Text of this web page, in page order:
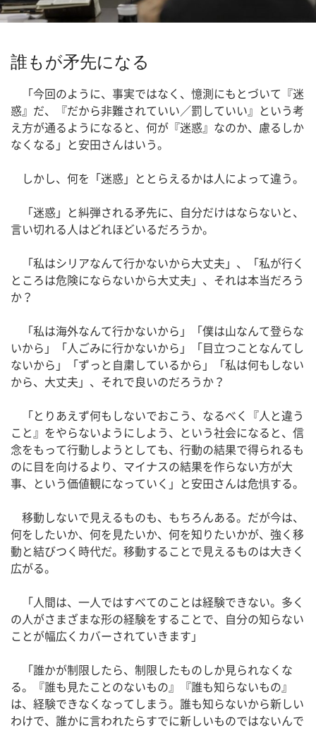
誰もが矛先になる
「今回のように、事実ではなく、憶測にもとづいて『迷
惑』だ、『だから非難されていい／罰していい』という考
え方が通るようになると、何が『迷惑』なのか、慮るしか
なくなる」と安田さんはいう。
しかし、何を「迷惑」ととらえるかは人によって違う。
「迷惑」と糾弾される矛先に、自分だけはならないと、
言い切れる人はどれほどいるだろうか。
「私はシリアなんて行かないから大丈夫」、「私が行く
ところは危険にならないから大丈夫」、それは本当だろう
か？
「私は海外なんて行かないから」「僕は山なんて登らな
いから」「人ごみに行かないから」「目立つことなんてし
ないから」「ずっと自粛しているから」「私は何もしない
から、大丈夫」、それで良いのだろうか？
「とりあえず何もしないでおこう、なるべく『人と違う
こと』をやらないようにしよう、という社会になると、信
念をもって行動しようとしても、行動の結果で得られるも
のに目を向けるより、マイナスの結果を作らない方が大
事、という価値観になっていく」と安田さんは危惧する。
移動しないで見えるものも、もちろんある。だが今は、
何をしたいか、何を見たいか、何を知りたいかが、強く移
動と結びつく時代だ。移動することで見えるものは大きく
広がる。
「人間は、一人ではすべてのことは経験できない。多く
の人がさまざまな形の経験をすることで、自分の知らない
ことが幅広くカバーされていきます」
「誰かが制限したら、制限したものしか見られなくな
る。『誰も見たことのないもの』『誰も知らないもの』
は、経験できなくなってしまう。誰も知らないから新しい
わけで、誰かに言われたらすでに新しいものではないんで